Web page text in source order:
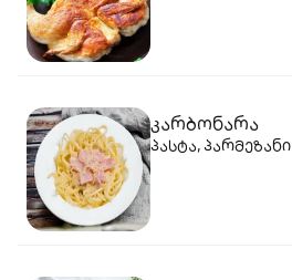
კარბონარა
პასტა, პარმეზანი